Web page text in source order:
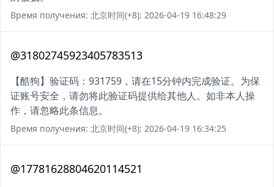
Время получения: 北京时间(+8): 2026-04-19 16:48:29
@31802745923405783513
【酷狗】验证码：931759，请在15分钟内完成验证。为保
证账号安全，请勿将此验证码提供给其他人。如非本人操
作，请忽略此条信息。
Время получения: 北京时间(+8): 2026-04-19 16:34:25
@17781628804620114521